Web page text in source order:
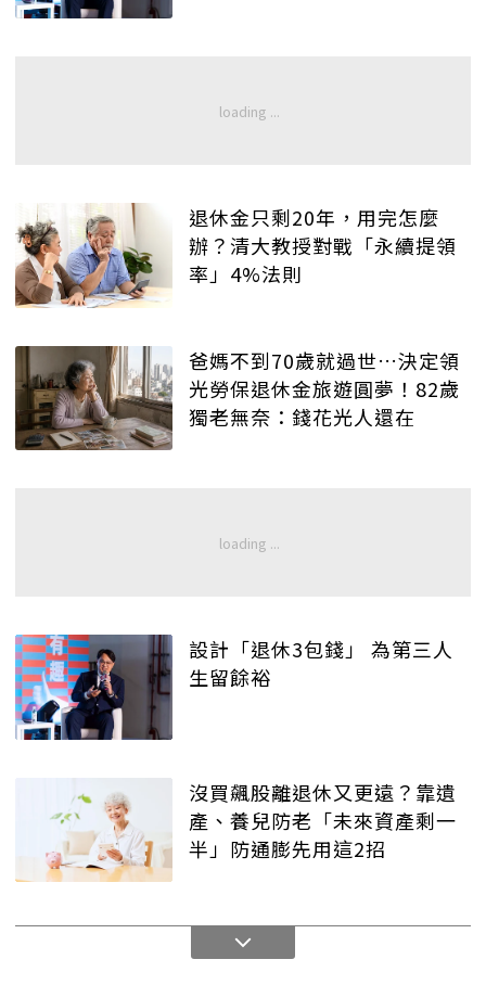
退休金只剩20年，用完怎麼
辦？清大教授對戰「永續提領
率」4%法則
爸媽不到70歲就過世…決定領
光勞保退休金旅遊圓夢！82歲
獨老無奈：錢花光人還在
設計「退休3包錢」 為第三人
生留餘裕
沒買飆股離退休又更遠？靠遺
產、養兒防老「未來資產剩一
半」防通膨先用這2招